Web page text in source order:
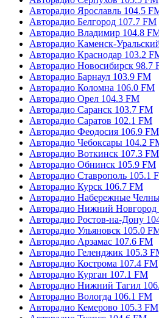
Авторадио Ярославль 104.5
Авторадио Белгород 107.7 FM
Авторадио Владимир 104.8
Авторадио Каменск-
Авторадио Краснодар 103.2
Авторадио Новосибирск 98.7
Авторадио Барнаул 103.9 FM
Авторадио Коломна 106.0 FM
Авторадио Орел 104.3 FM
Авторадио Саранск 103.7 FM
Авторадио Саратов 102.1 FM
Авторадио Феодосия 106.9 FM
Авторадио Чебоксары 104.2
Авторадио Воткинск 107.3 FM
Авторадио Обнинск 105.9 FM
Авторадио Ставрополь 105.1
Авторадио Курск 106.7 FM
Авторадио Набережные
Авторадио Нижний Новгород
Авторадио Ростов-на-Дону
Авторадио Ульяновск 105.0
Авторадио Арзамас 107.6 FM
Авторадио Геленджик 105.3
Авторадио Кострома 107.4 FM
Авторадио Курган 107.1 FM
Авторадио Нижний Тагил
Авторадио Вологда 106.1 FM
Авторадио Кемерово 105.3 FM